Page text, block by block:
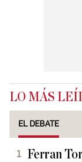
LO MÁS
EL DEBATE
Ferran